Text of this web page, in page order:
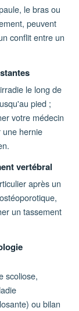
le bras ou
peuvent
conflit entre un
le long de
pied ;
votre médecin
une hernie
vertébral
après un
un tassement
scoliose,
ou bilan